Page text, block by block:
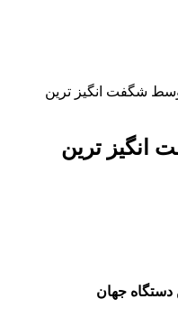
شگفت انگیز ترین
انگیز ترین
جهان